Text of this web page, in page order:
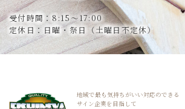
受付時間：8:15～17:00
定休日：日曜・祭日（土曜日不定休）
地域で最も気持ちがいい対応のできる
サイン企業を目指して